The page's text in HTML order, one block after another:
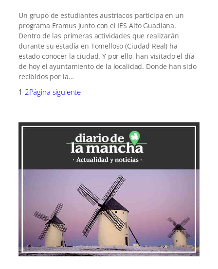
Un grupo de estudiantes austriacos participa en un
programa Eramus junto con el IES Alto Guadiana.
Dentro de las primeras actividades que realizarán
durante su estadía en Tomelloso (Ciudad Real) ha
estado conocer la ciudad. Y por ello, han visitado el día
de hoy el ayuntamiento de la localidad. Donde han sido
recibidos por la…
1 2Página siguiente